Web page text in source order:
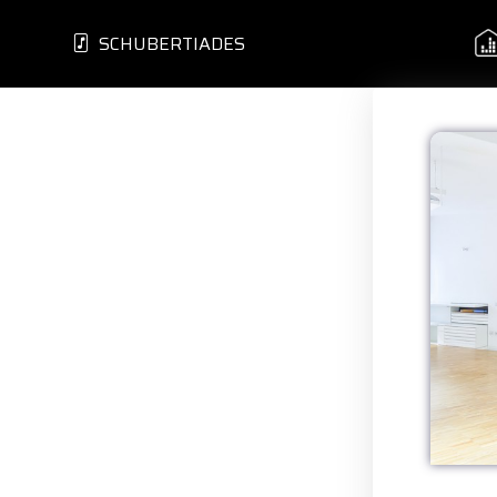
SCHUBERTIADES